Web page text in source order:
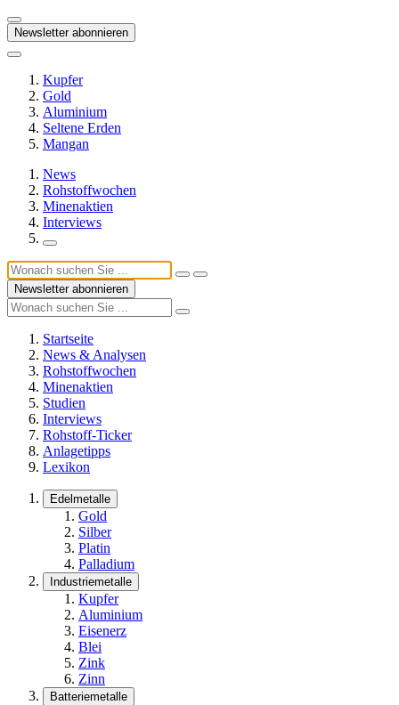
Newsletter abonnieren
Kupfer
Gold
Aluminium
Seltene Erden
Mangan
News
Rohstoffwochen
Minenaktien
Interviews
Newsletter abonnieren
Startseite
News & Analysen
Rohstoffwochen
Minenaktien
Studien
Interviews
Rohstoff-Ticker
Anlagetipps
Lexikon
Edelmetalle
Gold
Silber
Platin
Palladium
Industriemetalle
Kupfer
Aluminium
Eisenerz
Blei
Zink
Zinn
Batteriemetalle